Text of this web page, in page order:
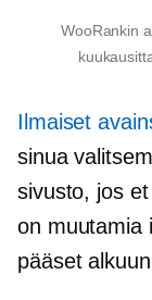
WooRankin
Ilmaiset
sinua
sivusto, jos
on muutamia
pääset